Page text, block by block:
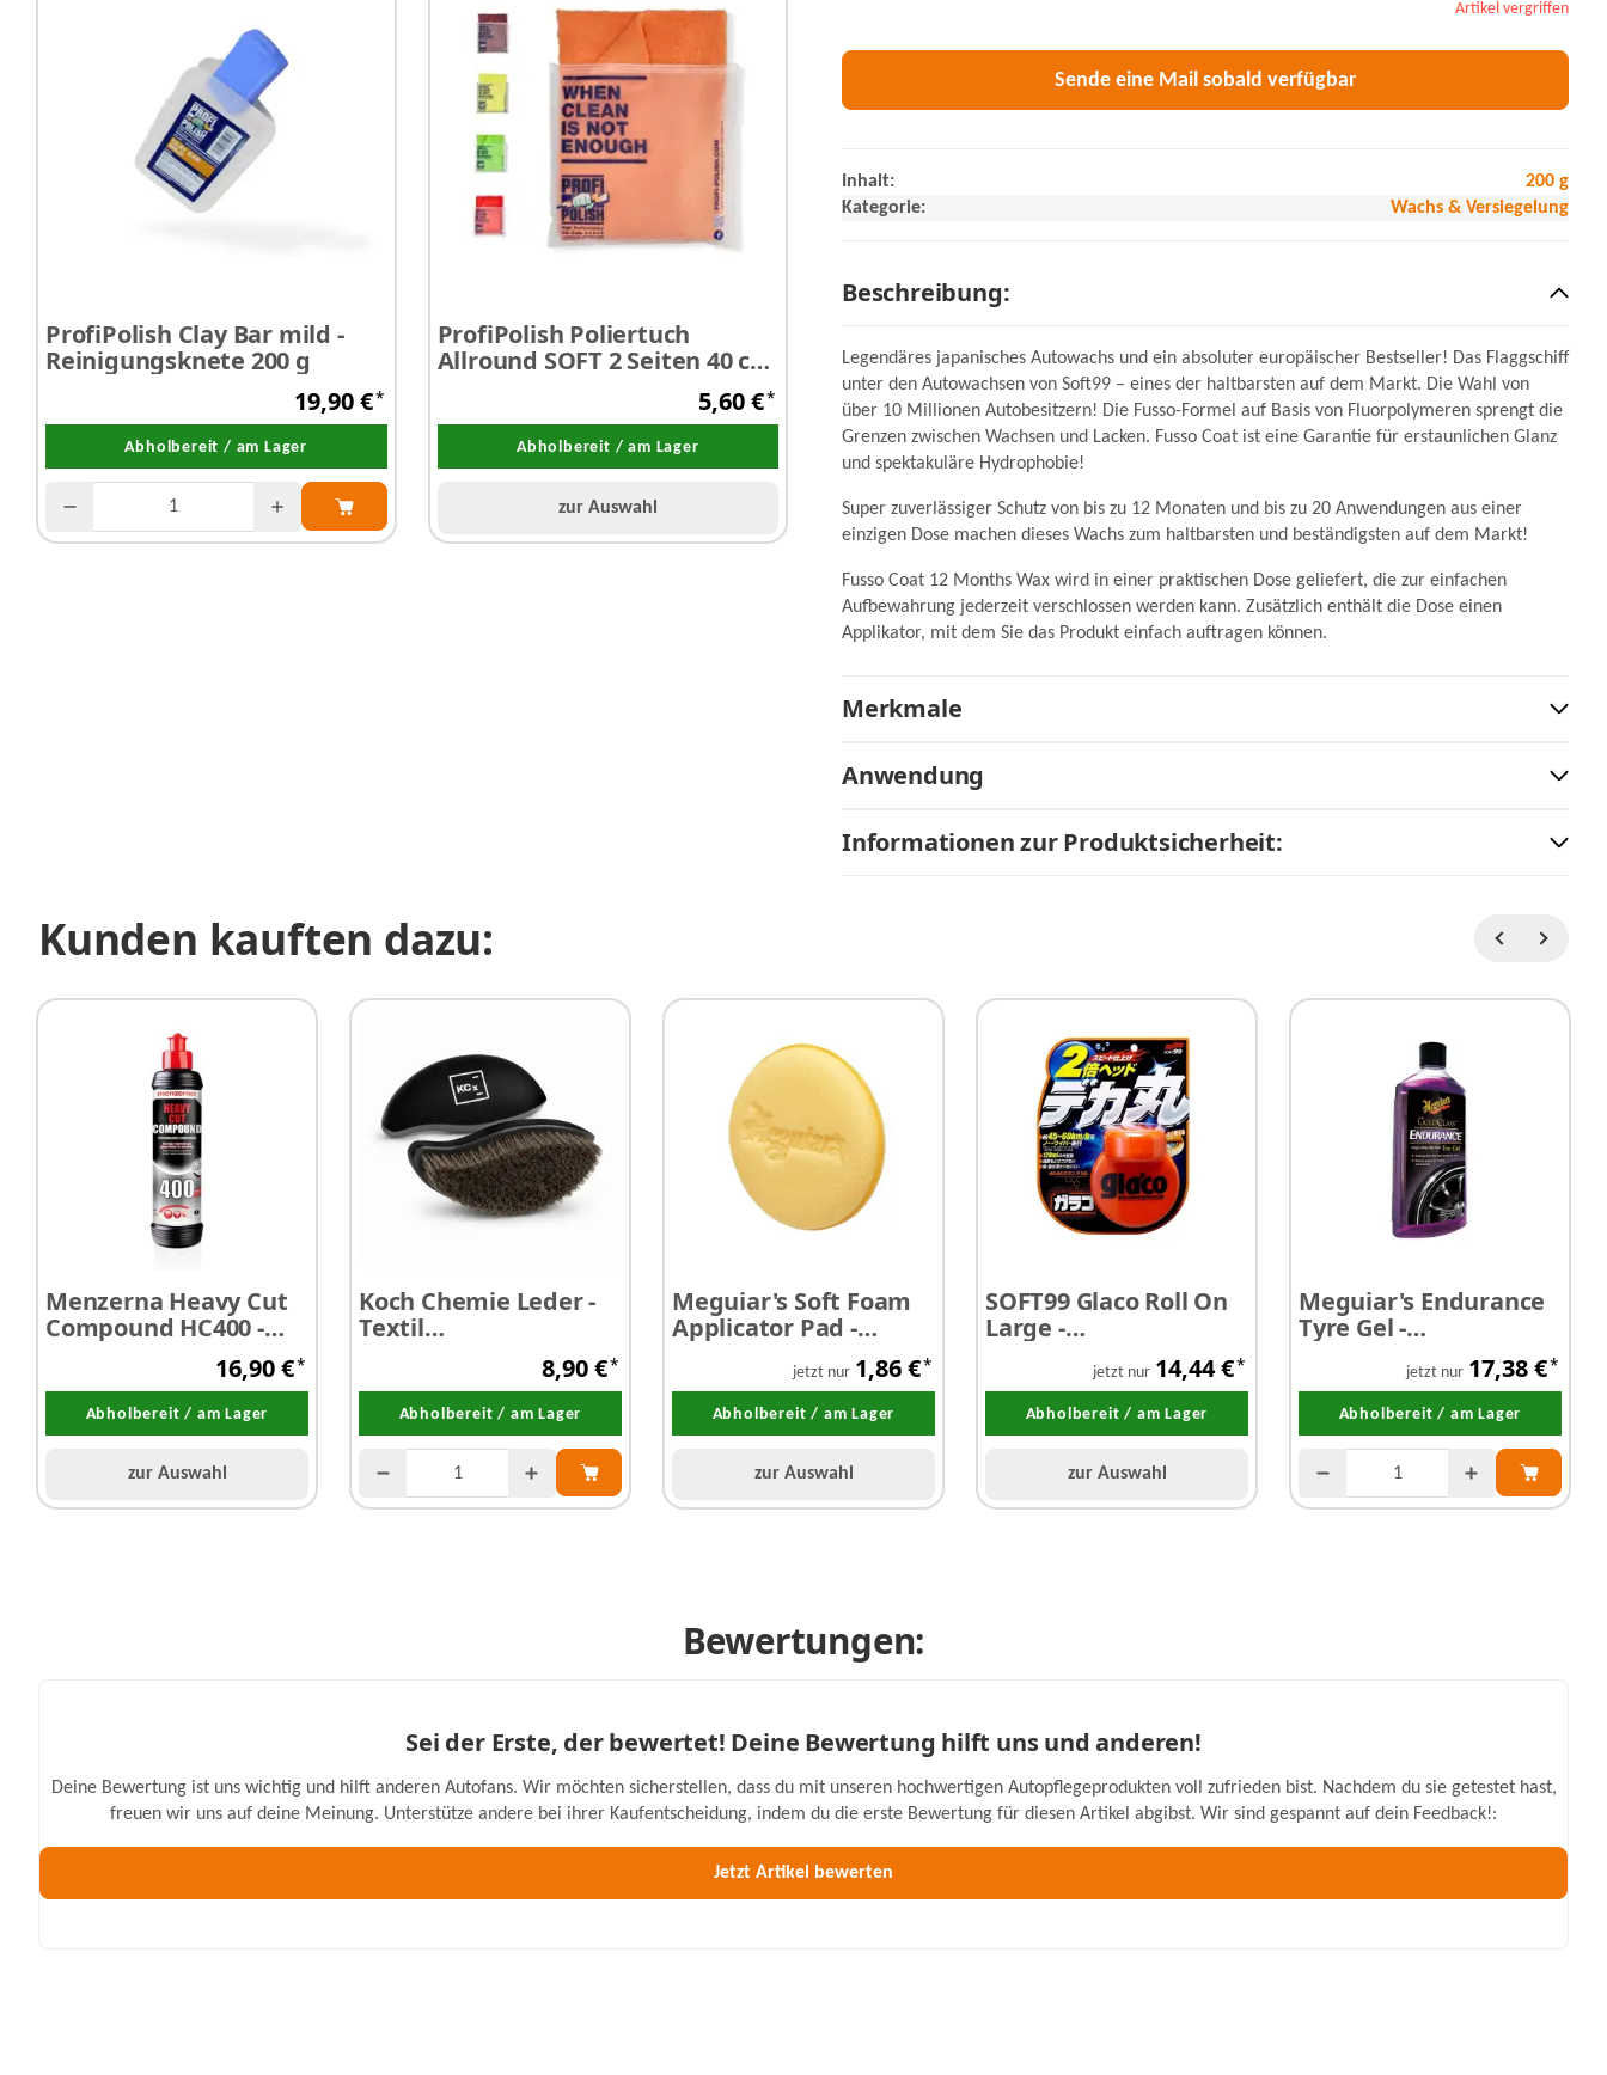
ProfiPolish Clay Bar mild -
Reinigungsknete 200 g
19,90 €*
Abholbereit / am Lager
ProfiPolish Poliertuch
Allround SOFT 2 Seiten 40 cm
x 40 cm 350 g/m² 1 Stück5,60 €*
Abholbereit / am Lager
zur Auswahl
Artikel vergriffen
Sende eine Mail sobald verfügbar
Inhalt:
200 g
Kategorie:
Wachs & Versiegelung
Beschreibung:
Legendäres japanisches Autowachs und ein absoluter europäischer Bestseller! Das Flaggschiff
unter den Autowachsen von Soft99 – eines der haltbarsten auf dem Markt. Die Wahl von
über 10 Millionen Autobesitzern! Die Fusso-Formel auf Basis von Fluorpolymeren sprengt die
Grenzen zwischen Wachsen und Lacken. Fusso Coat ist eine Garantie für erstaunlichen Glanz
und spektakuläre Hydrophobie!
Super zuverlässiger Schutz von bis zu 12 Monaten und bis zu 20 Anwendungen aus einer
einzigen Dose machen dieses Wachs zum haltbarsten und beständigsten auf dem Markt!
Fusso Coat 12 Months Wax wird in einer praktischen Dose geliefert, die zur einfachen
Aufbewahrung jederzeit verschlossen werden kann. Zusätzlich enthält die Dose einen
Applikator, mit dem Sie das Produkt einfach auftragen können.
Merkmale
Anwendung
Informationen zur Produktsicherheit:
Kunden kauften dazu:
Menzerna Heavy Cut
Compound HC400 -
Schleifpaste 250 ml
16,90 €*
Abholbereit / am Lager
zur Auswahl
Koch Chemie Leder -
Textil
Reinigungsbürste8,90 €*
Abholbereit / am Lager
Meguiar's Soft Foam
Applicator Pad -
Applikator 1 Stück
jetzt nur 1,86 €*
Abholbereit / am Lager
zur Auswahl
SOFT99 Glaco Roll On
Large -
Glasversiegelung 120
jetzt nur 14,44 €*
Abholbereit / am Lager
zur Auswahl
Meguiar's Endurance
Tyre Gel -
Reifenschutzgel 473
jetzt nur 17,38 €*
Abholbereit / am Lager
Bewertungen:
Sei der Erste, der bewertet! Deine Bewertung hilft uns und anderen!
Deine Bewertung ist uns wichtig und hilft anderen Autofans. Wir möchten sicherstellen, dass du mit unseren hochwertigen Autopflegeprodukten voll zufrieden bist. Nachdem du sie getestet hast,
freuen wir uns auf deine Meinung. Unterstütze andere bei ihrer Kaufentscheidung, indem du die erste Bewertung für diesen Artikel abgibst. Wir sind gespannt auf dein Feedback!: